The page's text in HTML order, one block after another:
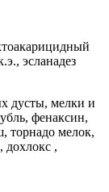
эсланадез
дусты, мелки и
фенаксин,
торнадо мелок,
дохлокс ,